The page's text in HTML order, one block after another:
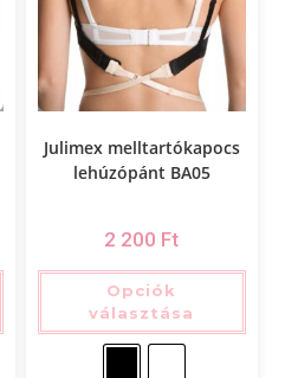
Julimex melltartókapocs
lehúzópánt BA05
2 200 Ft
Opciók
választása